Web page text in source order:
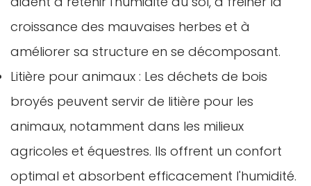
croissance des mauvaises herbes et à
améliorer sa structure en se décomposant.
Litière pour animaux : Les déchets de bois
broyés peuvent servir de litière pour les
animaux, notamment dans les milieux
agricoles et équestres. Ils offrent un confort
optimal et absorbent efficacement l'humidité.